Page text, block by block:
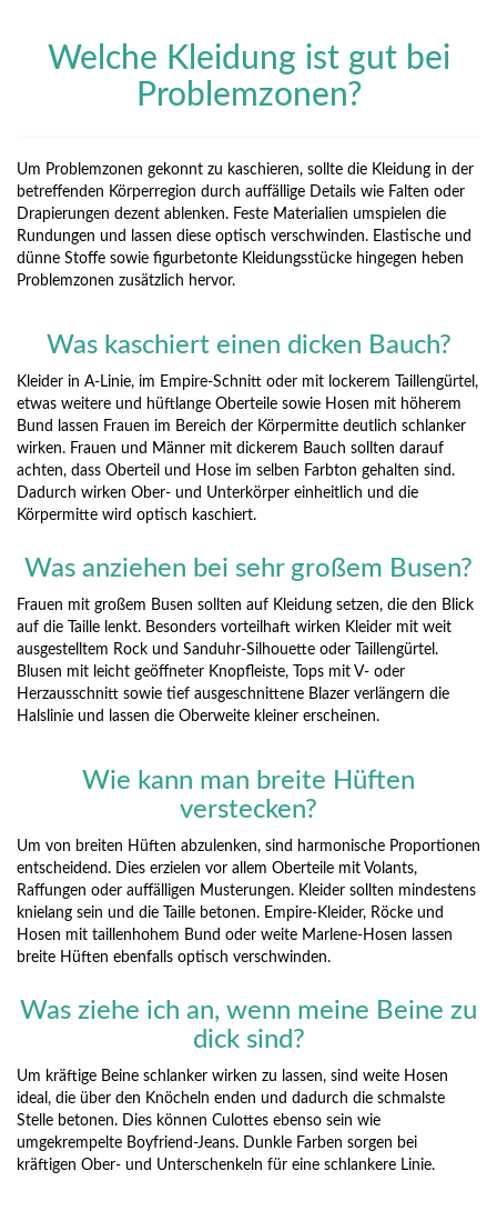
Welche Kleidung ist gut bei
Problemzonen?
Um Problemzonen gekonnt zu kaschieren, sollte die Kleidung in der
betreffenden Körperregion durch auffällige Details wie Falten oder
Drapierungen dezent ablenken. Feste Materialien umspielen die
Rundungen und lassen diese optisch verschwinden. Elastische und
dünne Stoffe sowie figurbetonte Kleidungsstücke hingegen heben
Problemzonen zusätzlich hervor.
Was kaschiert einen dicken Bauch?
Kleider in A-Linie, im Empire-Schnitt oder mit lockerem Taillengürtel,
etwas weitere und hüftlange Oberteile sowie Hosen mit höherem
Bund lassen Frauen im Bereich der Körpermitte deutlich schlanker
wirken. Frauen und Männer mit dickerem Bauch sollten darauf
achten, dass Oberteil und Hose im selben Farbton gehalten sind.
Dadurch wirken Ober- und Unterkörper einheitlich und die
Körpermitte wird optisch kaschiert.
Was anziehen bei sehr großem Busen?
Frauen mit großem Busen sollten auf Kleidung setzen, die den Blick
auf die Taille lenkt. Besonders vorteilhaft wirken Kleider mit weit
ausgestelltem Rock und Sanduhr-Silhouette oder Taillengürtel.
Blusen mit leicht geöffneter Knopfleiste, Tops mit V- oder
Herzausschnitt sowie tief ausgeschnittene Blazer verlängern die
Halslinie und lassen die Oberweite kleiner erscheinen.
Wie kann man breite Hüften
verstecken?
Um von breiten Hüften abzulenken, sind harmonische Proportionen
entscheidend. Dies erzielen vor allem Oberteile mit Volants,
Raffungen oder auffälligen Musterungen. Kleider sollten mindestens
knielang sein und die Taille betonen. Empire-Kleider, Röcke und
Hosen mit taillenhohem Bund oder weite Marlene-Hosen lassen
breite Hüften ebenfalls optisch verschwinden.
Was ziehe ich an, wenn meine Beine zu
dick sind?
Um kräftige Beine schlanker wirken zu lassen, sind weite Hosen
ideal, die über den Knöcheln enden und dadurch die schmalste
Stelle betonen. Dies können Culottes ebenso sein wie
umgekrempelte Boyfriend-Jeans. Dunkle Farben sorgen bei
kräftigen Ober- und Unterschenkeln für eine schlankere Linie.